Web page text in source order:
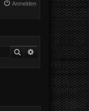
Anmelden
Suche Erweiterte Suche